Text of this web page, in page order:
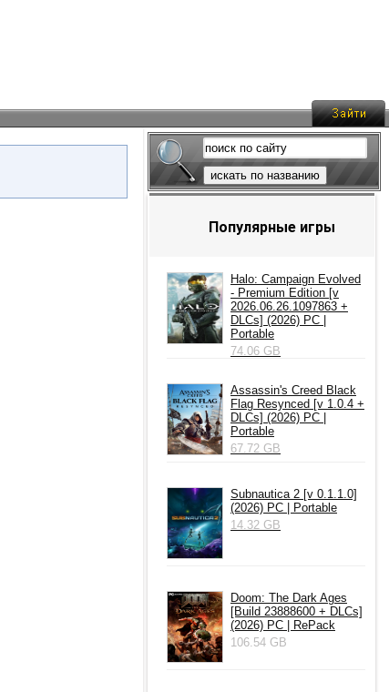
искать по названию
Популярные игры
Halo: Campaign Evolved
- Premium Edition [v
2026.06.26.1097863 +
DLCs] (2026) PC |
Portable
74.06 GB
Assassin's Creed Black
Flag Resynced [v 1.0.4 +
DLCs] (2026) PC |
Portable
67.72 GB
Subnautica 2 [v 0.1.1.0]
(2026) PC | Portable
14.32 GB
Doom: The Dark Ages
[Build 23888600 + DLCs]
(2026) PC | RePack
106.54 GB